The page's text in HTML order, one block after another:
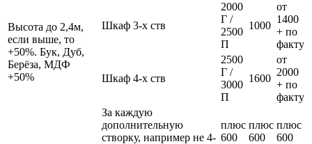
Высота до 2,4м,
если выше, то
+50%. Бук, Дуб,
Берёза, МДФ
+50%
Шкаф 3-х ств
2000
Г /
2500
П
1000
от
1400
+ по
факту
Шкаф 4-х ств
2500
Г /
3000
П
1600
от
2000
+ по
факту
За каждую
дополнительную
створку, например не 4-
плюс
600
плюс
600
плюс
600